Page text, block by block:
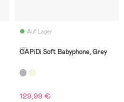
Auf Lager
(2)
CAPiDi Soft Babyphone, Grey
129,99 €